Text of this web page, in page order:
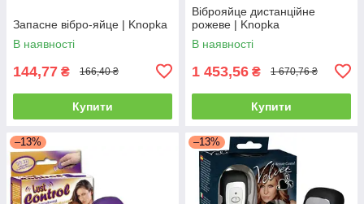
Запасне вібро-яйце | Knopka
В наявності
144,77 ₴ 166,40 ₴
Купити
Віброяйце дистанційне
рожеве | Knopka
В наявності
1 453,56 ₴ 1 670,76 ₴
Купити
–13% –13%